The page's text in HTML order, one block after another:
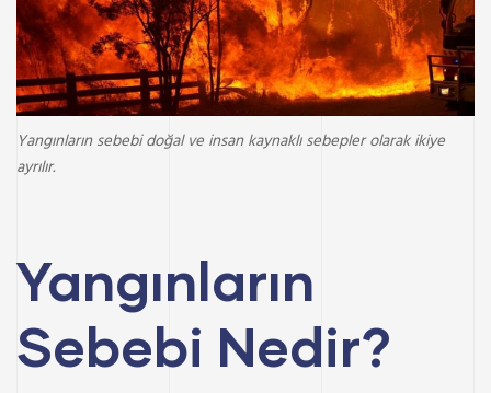
Yangınların sebebi doğal ve insan kaynaklı sebepler olarak ikiye
ayrılır.
Yangınların
Sebebi Nedir?